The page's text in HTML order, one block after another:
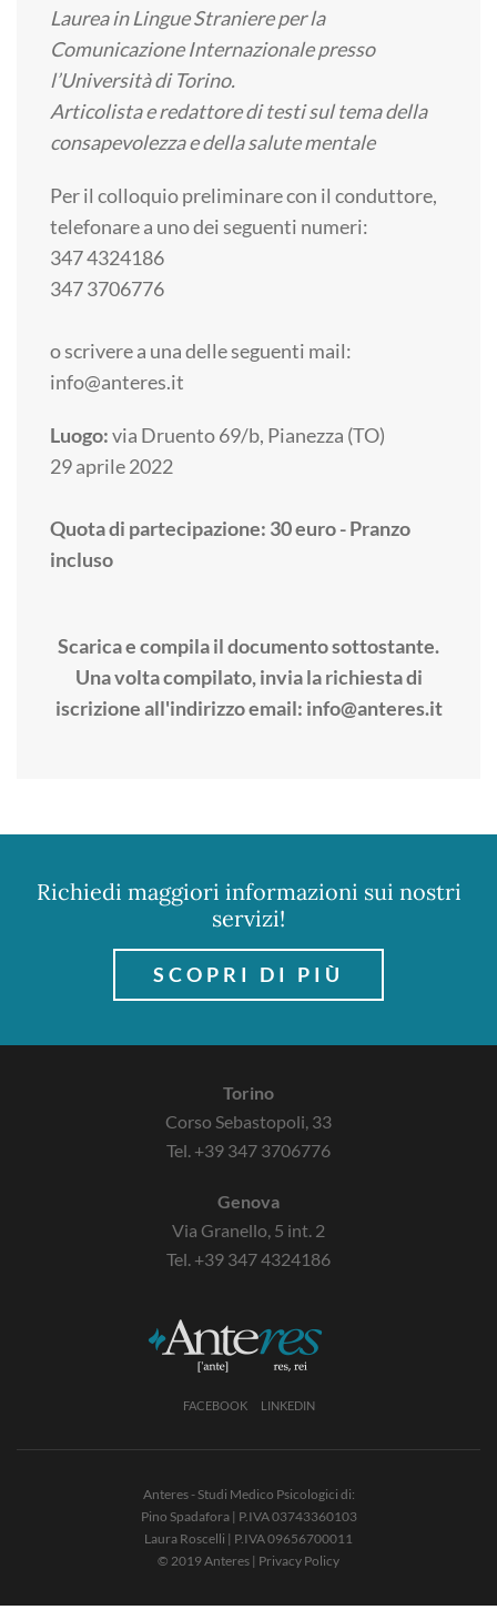
Laurea in Lingue Straniere per la
Comunicazione Internazionale presso
l’Università di Torino.
Articolista e redattore di testi sul tema della
consapevolezza e della salute mentale
Per il colloquio preliminare con il conduttore,
telefonare a uno dei seguenti numeri:
347 4324186
347 3706776
o scrivere a una delle seguenti mail:
info@anteres.it
Luogo:via Druento 69/b, Pianezza (TO)
29 aprile 2022
Quota di partecipazione: 30 euro - Pranzo
incluso
Scarica e compila il documento sottostante.
Una volta compilato, invia la richiesta di
iscrizione all'indirizzo email: info@anteres.it
Richiedi maggiori informazioni sui nostri
servizi!
SCOPRI DI PIÙ
Torino
Corso Sebastopoli, 33
Tel. +39 347 3706776
Genova
Via Granello, 5 int. 2
Tel. +39 347 4324186
FACEBOOK LINKEDIN
Anteres - Studi Medico Psicologici di:
Pino Spadafora | P.IVA 03743360103
Laura Roscelli | P.IVA 09656700011
© 2019 Anteres | Privacy Policy